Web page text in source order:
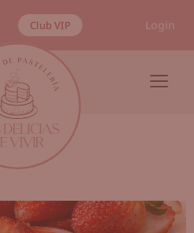
Club VIP Login